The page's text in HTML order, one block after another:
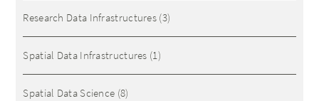
Research Data Infrastructures (3)
Spatial Data Infrastructures (1)
Spatial Data Science (8)